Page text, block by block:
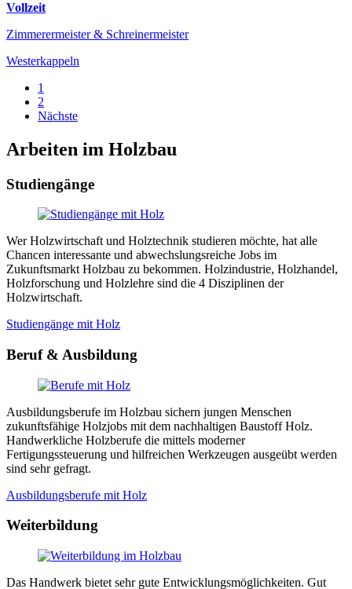
Vollzeit
Zimmerermeister & Schreinermeister
Westerkappeln
1
2
Nächste
Arbeiten im Holzbau
Studiengänge
Wer Holzwirtschaft und Holztechnik studieren möchte, hat alle
Chancen interessante und abwechslungsreiche Jobs im
Zukunftsmarkt Holzbau zu bekommen. Holzindustrie, Holzhandel,
Holzforschung und Holzlehre sind die 4 Disziplinen der
Holzwirtschaft.
Studiengänge mit Holz
Beruf & Ausbildung
Ausbildungsberufe im Holzbau sichern jungen Menschen
zukunftsfähige Holzjobs mit dem nachhaltigen Baustoff Holz.
Handwerkliche Holzberufe die mittels moderner
Fertigungssteuerung und hilfreichen Werkzeugen ausgeübt werden
sind sehr gefragt.
Ausbildungsberufe mit Holz
Weiterbildung
Das Handwerk bietet sehr gute Entwicklungsmöglichkeiten. Gut